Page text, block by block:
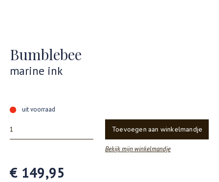
Bumblebee
marine ink
uit voorraad
Toevoegen aan winkelmandje
Bekijk mijn winkelmandje
€ 149,95